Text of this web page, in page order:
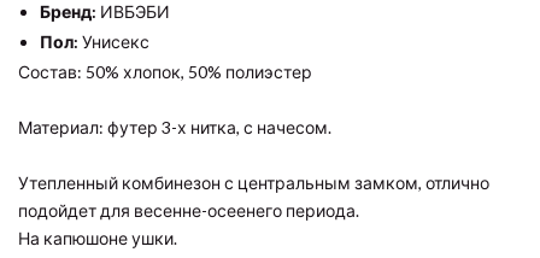
Бренд: ИВБЭБИ
Пол: Унисекс
Состав: 50% хлопок, 50% полиэстер
Материал: футер 3-х нитка, с начесом.
Утепленный комбинезон с центральным замком, отлично
подойдет для весенне-осеенего периода.
На капюшоне ушки.